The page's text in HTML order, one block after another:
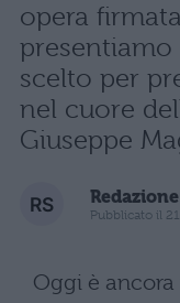
opera
scelto per
nel cuore
Giuseppe
Pubblicato il
Oggi è